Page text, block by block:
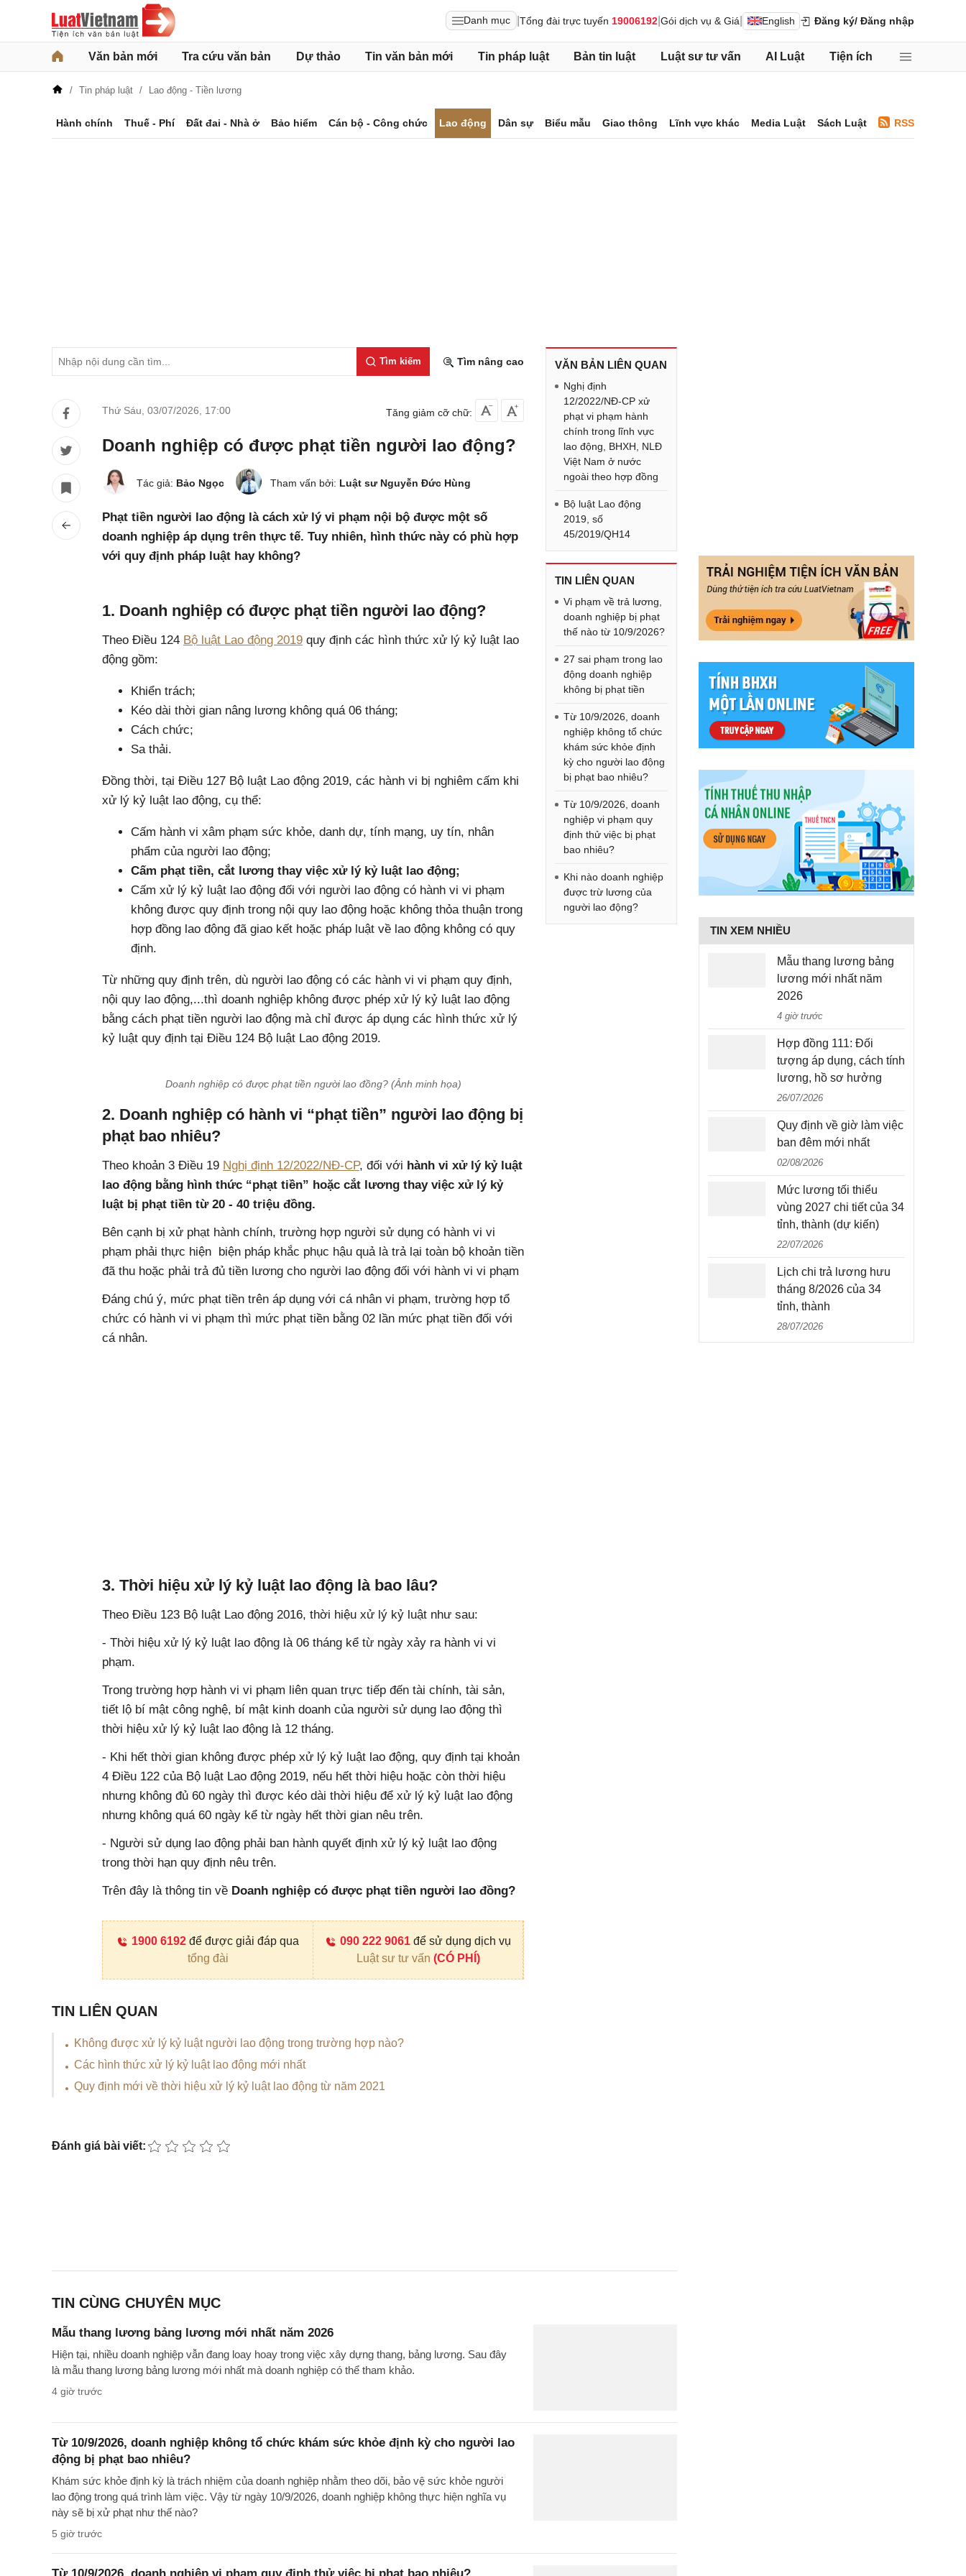
Danh mục Tổng đài trực tuyến 19006192 Gói dịch vụ & Giá English Đăng ký/ Đăng nhập
Văn bản mới Tra cứu văn bản Dự thảo Tin văn bản mới Tin pháp luật Bản tin luật Luật sư tư vấn AI Luật Tiện ích
Tin pháp luật Lao động - Tiền lương
Hành chính Thuế - Phí Đất đai - Nhà ở Bảo hiểm Cán bộ - Công chức Lao động Dân sự Biểu mẫu Giao thông Lĩnh vực khác Media Luật Sách Luật RSS
Tìm kiếm Tìm nâng cao
Thứ Sáu, 03/07/2026 17:00 Tăng giảm cỡ chữ:
Doanh nghiệp có được phạt tiền người lao động?
Tác giả: Bảo Ngọc Tham vấn bởi: Luật sư Nguyễn Đức Hùng
Phạt tiền người lao động là cách xử lý vi phạm nội bộ được một số
doanh nghiệp áp dụng trên thực tế. Tuy nhiên, hình thức này có phù hợp
với quy định pháp luật hay không?
1. Doanh nghiệp có được phạt tiền người lao động?
Theo Điều 124 Bộ luật Lao động 2019 quy định các hình thức xử lý kỷ luật lao
động gồm:
Khiển trách;
Kéo dài thời gian nâng lương không quá 06 tháng;
Cách chức;
Sa thải.
Đồng thời, tại Điều 127 Bộ luật Lao động 2019, các hành vi bị nghiêm cấm khi
xử lý kỷ luật lao động, cụ thể:
Cấm hành vi xâm phạm sức khỏe, danh dự, tính mạng, uy tín, nhân
phẩm của người lao động;
Cấm phạt tiền, cắt lương thay việc xử lý kỷ luật lao động;
Cấm xử lý kỷ luật lao động đối với người lao động có hành vi vi phạm
không được quy định trong nội quy lao động hoặc không thỏa thuận trong
hợp đồng lao động đã giao kết hoặc pháp luật về lao động không có quy
định.
Từ những quy định trên, dù người lao động có các hành vi vi phạm quy định,
nội quy lao động,...thì doanh nghiệp không được phép xử lý kỷ luật lao động
bằng cách phạt tiền người lao động mà chỉ được áp dụng các hình thức xử lý
kỷ luật quy định tại Điều 124 Bộ luật Lao động 2019.
Doanh nghiệp có được phạt tiền người lao đồng? (Ảnh minh họa)
2. Doanh nghiệp có hành vi “phạt tiền” người lao động bị
phạt bao nhiêu?
Theo khoản 3 Điều 19 Nghị định 12/2022/NĐ-CP, đối với hành vi xử lý kỷ luật
lao động bằng hình thức “phạt tiền” hoặc cắt lương thay việc xử lý kỷ
luật bị phạt tiền từ 20 - 40 triệu đồng.
Bên cạnh bị xử phạt hành chính, trường hợp người sử dụng có hành vi vi
phạm phải thực hiện biện pháp khắc phục hậu quả là trả lại toàn bộ khoản tiền
đã thu hoặc phải trả đủ tiền lương cho người lao động đối với hành vi vi phạm
Đáng chú ý, mức phạt tiền trên áp dụng với cá nhân vi phạm, trường hợp tổ
chức có hành vi vi phạm thì mức phạt tiền bằng 02 lần mức phạt tiền đối với
cá nhân.
3. Thời hiệu xử lý kỷ luật lao động là bao lâu?
Theo Điều 123 Bộ luật Lao động 2016, thời hiệu xử lý kỷ luật như sau:
- Thời hiệu xử lý kỷ luật lao động là 06 tháng kể từ ngày xảy ra hành vi vi
phạm.
Trong trường hợp hành vi vi phạm liên quan trực tiếp đến tài chính, tài sản,
tiết lộ bí mật công nghệ, bí mật kinh doanh của người sử dụng lao động thì
thời hiệu xử lý kỷ luật lao động là 12 tháng.
- Khi hết thời gian không được phép xử lý kỷ luật lao động, quy định tại khoản
4 Điều 122 của Bộ luật Lao động 2019, nếu hết thời hiệu hoặc còn thời hiệu
nhưng không đủ 60 ngày thì được kéo dài thời hiệu để xử lý kỷ luật lao động
nhưng không quá 60 ngày kể từ ngày hết thời gian nêu trên.
- Người sử dụng lao động phải ban hành quyết định xử lý kỷ luật lao động
trong thời hạn quy định nêu trên.
Trên đây là thông tin về Doanh nghiệp có được phạt tiền người lao đồng?
1900 6192 để được giải đáp qua
tổng đài
090 222 9061 để sử dụng dịch vụ
Luật sư tư vấn (CÓ PHÍ)
TIN LIÊN QUAN
Không được xử lý kỷ luật người lao động trong trường hợp nào?
Các hình thức xử lý kỷ luật lao động mới nhất
Quy định mới về thời hiệu xử lý kỷ luật lao động từ năm 2021
Đánh giá bài viết:
VĂN BẢN LIÊN QUAN
Nghị định
12/2022/NĐ-CP xử
phạt vi phạm hành
chính trong lĩnh vực
lao động, BHXH, NLĐ
Việt Nam ở nước
ngoài theo hợp đồng
Bộ luật Lao động
2019, số
45/2019/QH14
TIN LIÊN QUAN
Vi phạm về trả lương,
doanh nghiệp bị phạt
thế nào từ 10/9/2026?
27 sai phạm trong lao
động doanh nghiệp
không bị phạt tiền
Từ 10/9/2026, doanh
nghiệp không tổ chức
khám sức khỏe định
kỳ cho người lao động
bị phạt bao nhiêu?
Từ 10/9/2026, doanh
nghiệp vi phạm quy
định thử việc bị phạt
bao nhiêu?
Khi nào doanh nghiệp
được trừ lương của
người lao động?
TIN CÙNG CHUYÊN MỤC
Mẫu thang lương bảng lương mới nhất năm 2026
Hiện tại, nhiều doanh nghiệp vẫn đang loay hoay trong việc xây dựng thang, bảng lương. Sau đây
là mẫu thang lương bảng lương mới nhất mà doanh nghiệp có thể tham khảo.
4 giờ trước
Từ 10/9/2026, doanh nghiệp không tổ chức khám sức khỏe định kỳ cho người lao
động bị phạt bao nhiêu?
Khám sức khỏe định kỳ là trách nhiệm của doanh nghiệp nhằm theo dõi, bảo vệ sức khỏe người
lao động trong quá trình làm việc. Vậy từ ngày 10/9/2026, doanh nghiệp không thực hiện nghĩa vụ
này sẽ bị xử phạt như thế nào?
5 giờ trước
TIN XEM NHIỀU
Mẫu thang lương bảng
lương mới nhất năm
2026
4 giờ trước
Hợp đồng 111: Đối
tượng áp dụng, cách tính
lương, hồ sơ hưởng
26/07/2026
Quy định về giờ làm việc
ban đêm mới nhất
02/08/2026
Mức lương tối thiểu
vùng 2027 chi tiết của 34
tỉnh, thành (dự kiến)
22/07/2026
Lịch chi trả lương hưu
tháng 8/2026 của 34
tỉnh, thành
28/07/2026